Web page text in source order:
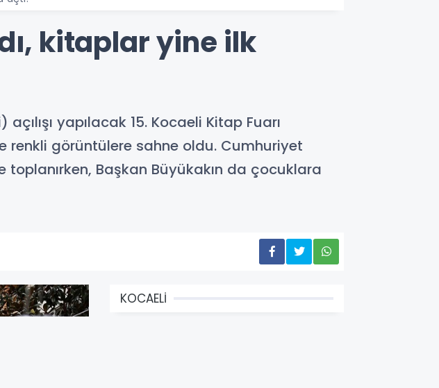
kitaplar yine ilk
yapılacak 15. Kocaeli Kitap Fuarı
renkli görüntülere sahne oldu. Cumhuriyet
toplanırken, Başkan Büyükakın da çocuklara
KOCAELİ